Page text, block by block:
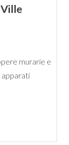
murarie e
apparati